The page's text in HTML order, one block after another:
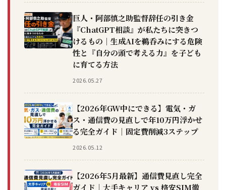
巨人・阿部慎之助監督辞任の引き金
『ChatGPT相談』が私たちに突きつ
けるもの｜生成AIを鵜呑みにする危険
性と『自分の頭で考える力』を子ども
に育てる方法
2026.05.27
【2026年GW中にできる】電気・ガ
ス・通信費の見直しで年10万円浮かせ
る完全ガイド｜固定費削減3ステップ
2026.05.12
【2026年5月最新】通信費見直し完全
ガイド｜大手キャリア vs 格安SIM徹